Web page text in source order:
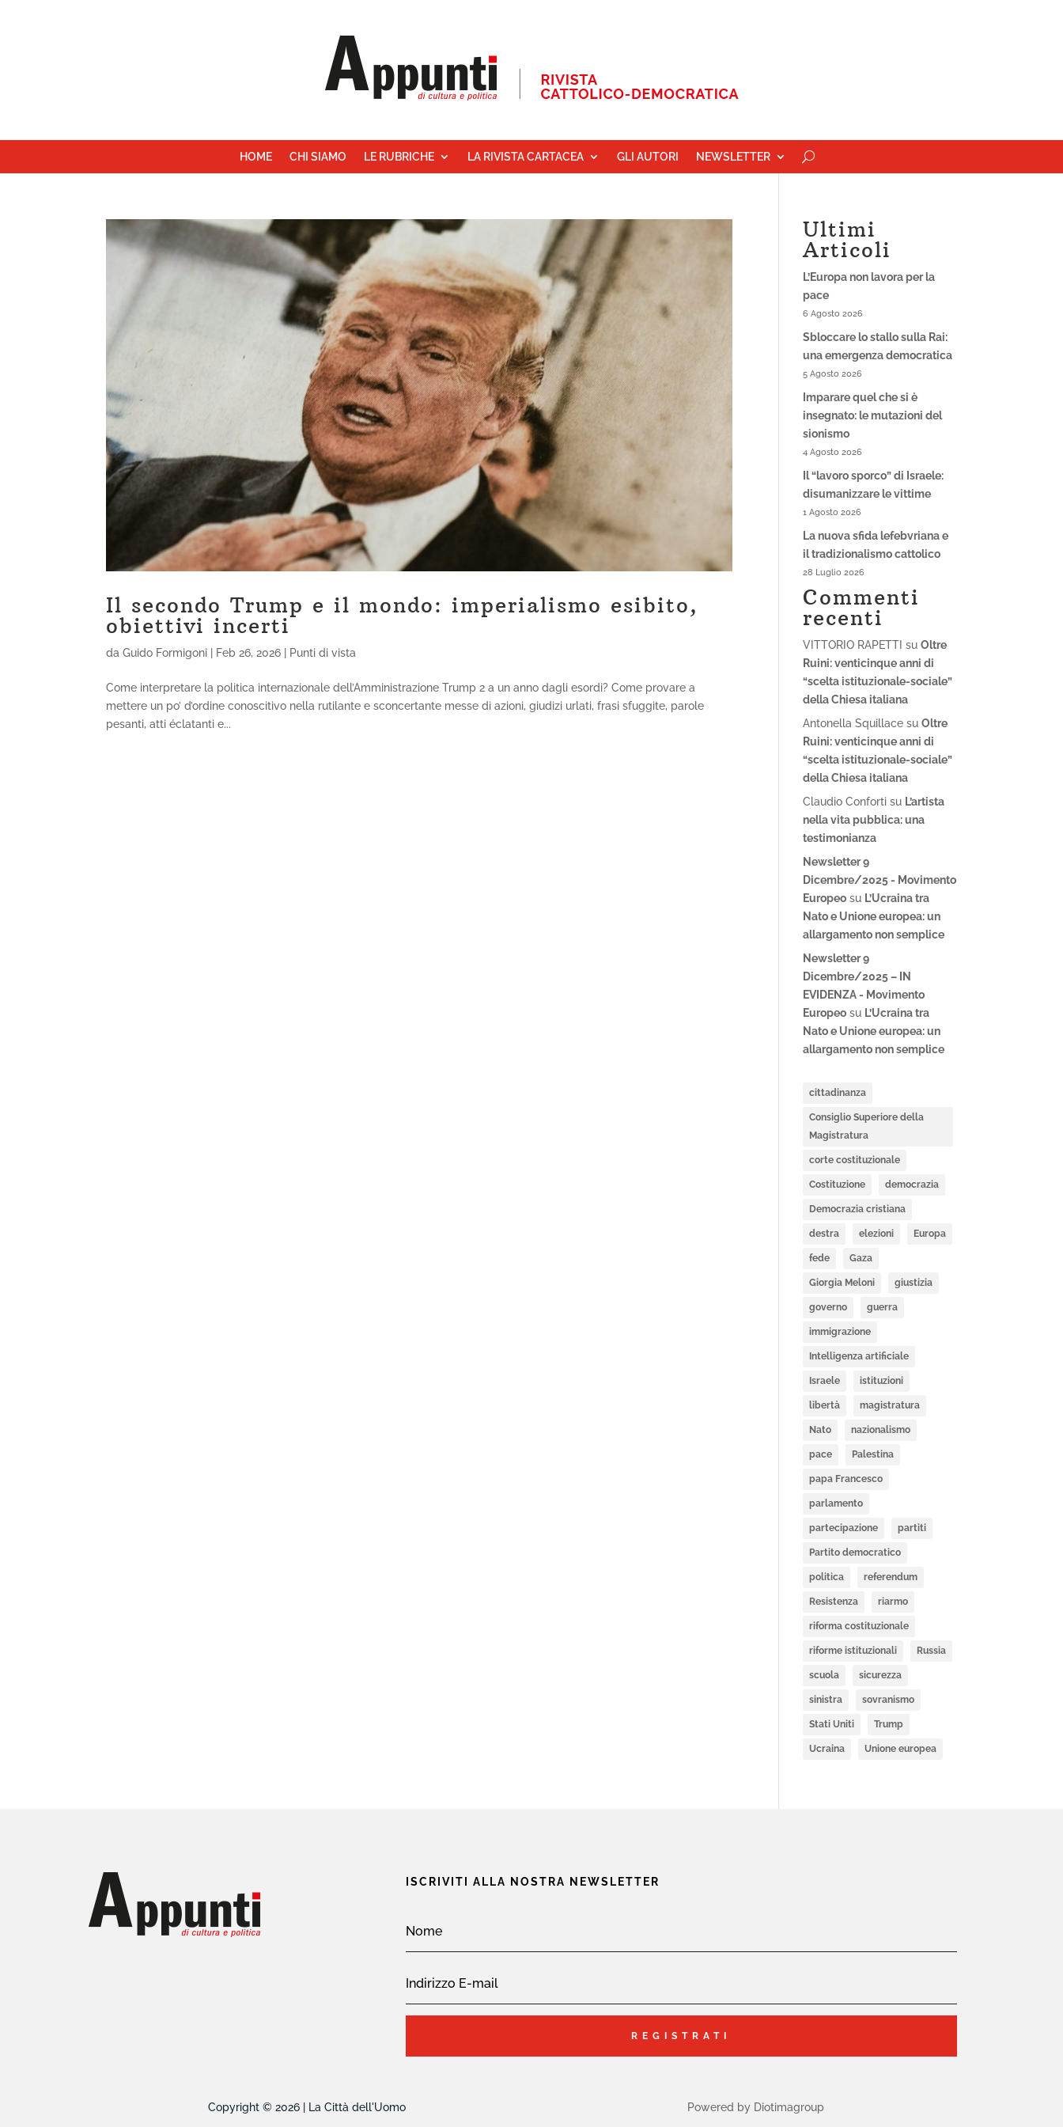
HOME CHI SIAMO LE RUBRICHE LA RIVISTA CARTACEA GLI AUTORI NEWSLETTER
Il secondo Trump e il mondo: imperialismo esibito,
obiettivi incerti
daGuido Formigoni Feb 26, 2026 Punti di vista
Come interpretare la politica internazionale dell’Amministrazione Trump 2 a un anno dagli esordi? Come provare a
mettere un po’ d’ordine conoscitivo nella rutilante e sconcertante messe di azioni, giudizi urlati, frasi sfuggite, parole
pesanti, atti éclatanti e...
Ultimi
Articoli
L’Europa non lavora per la
pace
6 Agosto 2026
Sbloccare lo stallo sulla Rai:
una emergenza democratica
5 Agosto 2026
Imparare quel che si è
insegnato: le mutazioni del
sionismo
4 Agosto 2026
Il “lavoro sporco” di Israele:
disumanizzare le vittime
1 Agosto 2026
La nuova sfida lefebvriana e
il tradizionalismo cattolico
28 Luglio 2026
Commenti
recenti
VITTORIO RAPETTI suOltre
Ruini: venticinque anni di
“scelta istituzionale-sociale”
della Chiesa italiana
Antonella Squillace suOltre
Ruini: venticinque anni di
“scelta istituzionale-sociale”
della Chiesa italiana
Claudio Conforti su L’artista
nella vita pubblica: una
testimonianza
Newsletter 9
Dicembre/2025 - Movimento
Europeo su L’Ucraina tra
Nato e Unione europea: un
allargamento non semplice
Newsletter 9
Dicembre/2025 – IN
EVIDENZA - Movimento
Europeo su L’Ucraina tra
Nato e Unione europea: un
allargamento non semplice
cittadinanza
Consiglio Superiore della
Magistratura
corte costituzionale
Costituzione democrazia
Democrazia cristiana
destra elezioni Europa
fede Gaza
Giorgia Meloni giustizia
governo guerra
immigrazione
Intelligenza artificiale
Israele istituzioni
libertà magistratura
Nato nazionalismo
pace Palestina
papa Francesco
parlamento
partecipazione partiti
Partito democratico
politica referendum
Resistenza riarmo
riforma costituzionale
riforme istituzionali Russia
scuola sicurezza
sinistra sovranismo
Stati Uniti Trump
Ucraina Unione europea
ISCRIVITI ALLA NOSTRA NEWSLETTER
REGISTRATI
Copyright © 2026 | La Città dell'Uomo Powered by Diotimagroup